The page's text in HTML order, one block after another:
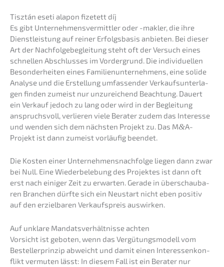
Tisztán eseti alapon fizetett díj
Es gibt Unter­neh­mens­ver­mitt­ler oder -makler, die ihre
Dienst­leis­tung auf reiner Erfolgs­ba­sis anbie­ten. Bei dieser
Art der Nachfol­ge­be­glei­tung steht oft der Versuch eines
schnel­len Abschlus­ses im Vorder­grund. Die indivi­du­el­len
Beson­der­hei­ten eines Famili­en­un­ter­neh­mens, eine solide
Analy­se und die Erstel­lung umfas­sen­der Verkaufs­un­ter­la­
gen finden zumeist nur unzurei­chend Beach­tung. Dauert
ein Verkauf jedoch zu lang oder wird in der Beglei­tung
anspruchs­voll, verlie­ren viele Berater zudem das Inter­es­se
und wenden sich dem nächs­ten Projekt zu. Das M&A-
Projekt ist dann zumeist vorläu­fig beendet.
Die Kosten einer Unternehmens­nachfolge liegen dann zwar
bei Null. Eine Wieder­be­le­bung des Projek­tes ist dann oft
erst nach einiger Zeit zu erwar­ten. Gerade in überschau­ba­
ren Branchen dürfte sich ein Neustart nicht eben positiv
auf den erziel­ba­ren Verkaufs­preis auswirken.
Auf unkla­re Mandats­ver­hält­nis­se achten
Vorsicht ist geboten, wenn das Vergü­tungs­mo­dell vom
Bestel­ler­prin­zip abweicht und damit einen Inter­es­sen­kon­
flikt vermu­ten lässt: In diesem Fall ist ein Berater nur